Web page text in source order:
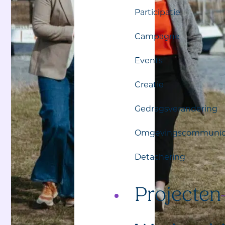
Participatie
Campagne
Events
Creatie
Gedragsverandering
Detachering
Projecten